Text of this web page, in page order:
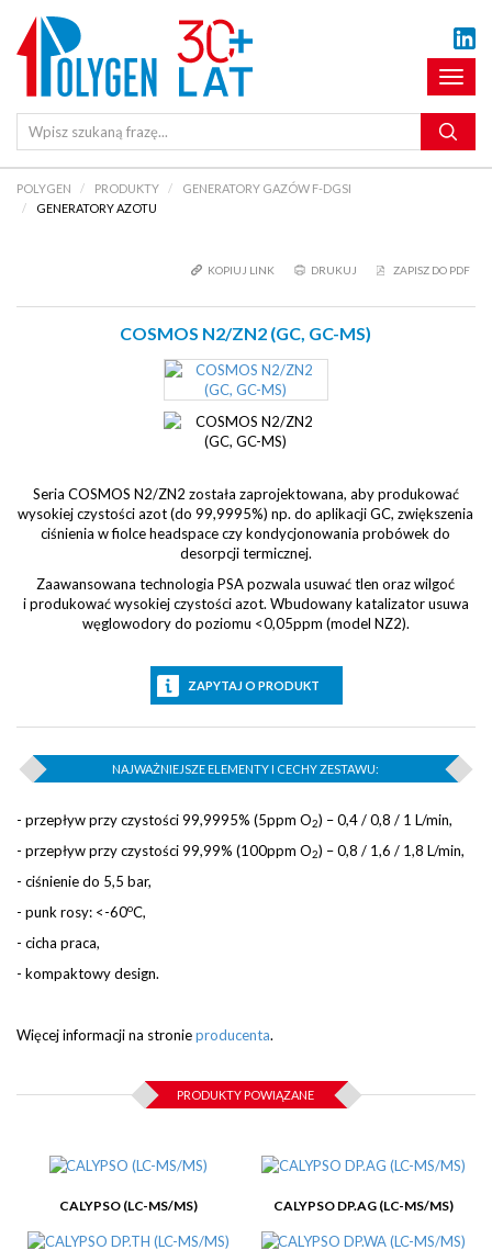
Pokaż
menu
POLYGEN PRODUKTY
GENERATORY GAZÓW F-DGSI
GENERATORY AZOTU
KOPIUJ LINK DRUKUJ ZAPISZ DO PDF
COSMOS N2/ZN2 (GC, GC-MS)
Seria COSMOS N2/ZN2 została zaprojektowana, aby produkować
wysokiej czystości azot (do 99,9995%) np. do aplikacji GC, zwiększenia
ciśnienia w fiolce headspace czy kondycjonowania probówek do
desorpcji termicznej.
Zaawansowana technologia PSA pozwala usuwać tlen oraz wilgoć
i produkować wysokiej czystości azot. Wbudowany katalizator usuwa
węglowodory do poziomu <0,05ppm (model NZ2).
ZAPYTAJ O PRODUKT
NAJWAŻNIEJSZE ELEMENTY I CECHY ZESTAWU:
- przepływ przy czystości 99,9995% (5ppm O2) – 0,4 / 0,8 / 1 L/min,
- przepływ przy czystości 99,99% (100ppm O2) – 0,8 / 1,6 / 1,8 L/min,
- ciśnienie do 5,5 bar,
- punk rosy: <-60oC,
- cicha praca,
- kompaktowy design.
Więcej informacji na stronieproducenta.
PRODUKTY POWIĄZANE
CALYPSO (LC-MS/MS) CALYPSO DP.AG (LC-MS/MS)